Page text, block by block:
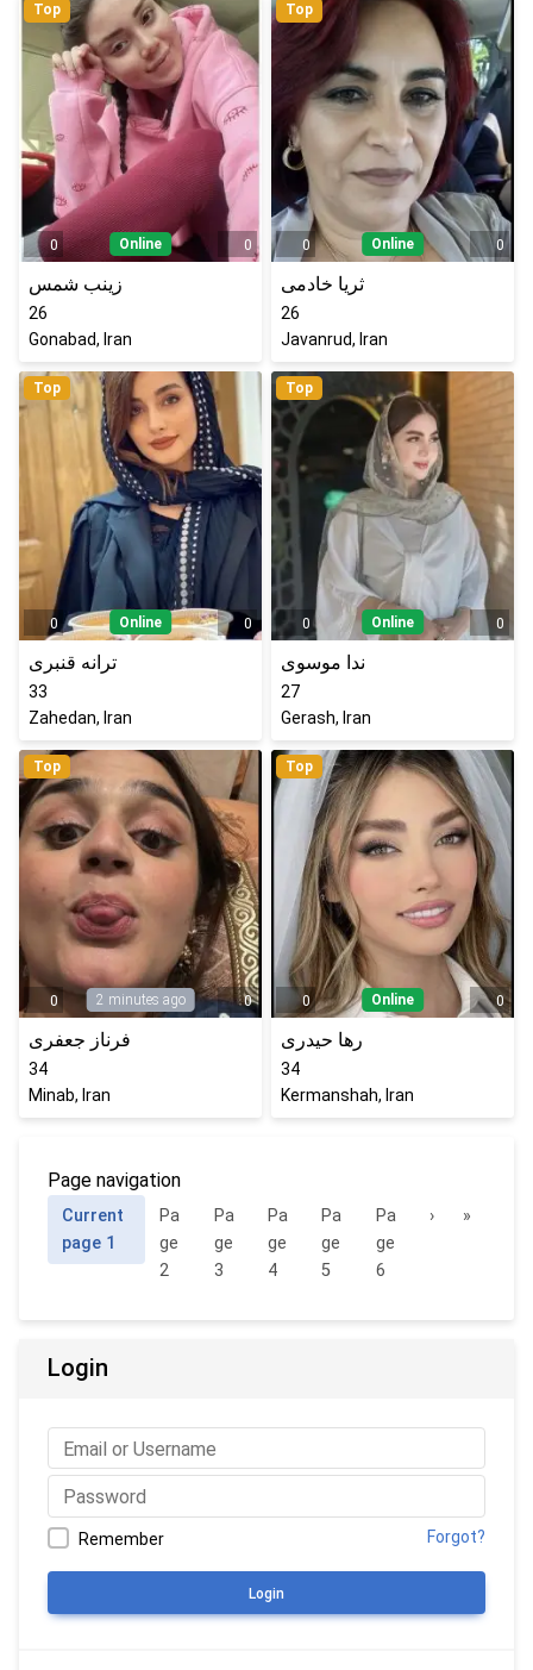
Top
0 Online 0
زینب شمس
26
Gonabad, Iran
Top
0 Online 0
ثریا خادمی
26
Javanrud, Iran
Top
0 Online 0
ترانه قنبری
33
Zahedan, Iran
Top
0 Online 0
ندا موسوی
27
Gerash, Iran
Top
0 2 minutes ago 0
فرناز جعفری
34
Minab, Iran
Top
0 Online 0
رها حیدری
34
Kermanshah, Iran
Page navigation
Current
page 1
Pa
ge
2
Pa
ge
3
Pa
ge
4
Pa
ge
5
Pa
ge
6
› »
Login
Remember Forgot?
Login